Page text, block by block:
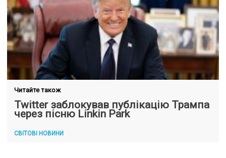
Читайте також
Twitter заблокував публікацію Трампа
через пісню Linkin Park
СВІТОВІ НОВИНИ